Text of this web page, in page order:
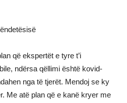
që ekspertët e tyre t’i
ndërsa qëllimi është kovid-
nga të tjerët. Mendoj se ky
Me atë plan që e kanë kryer me